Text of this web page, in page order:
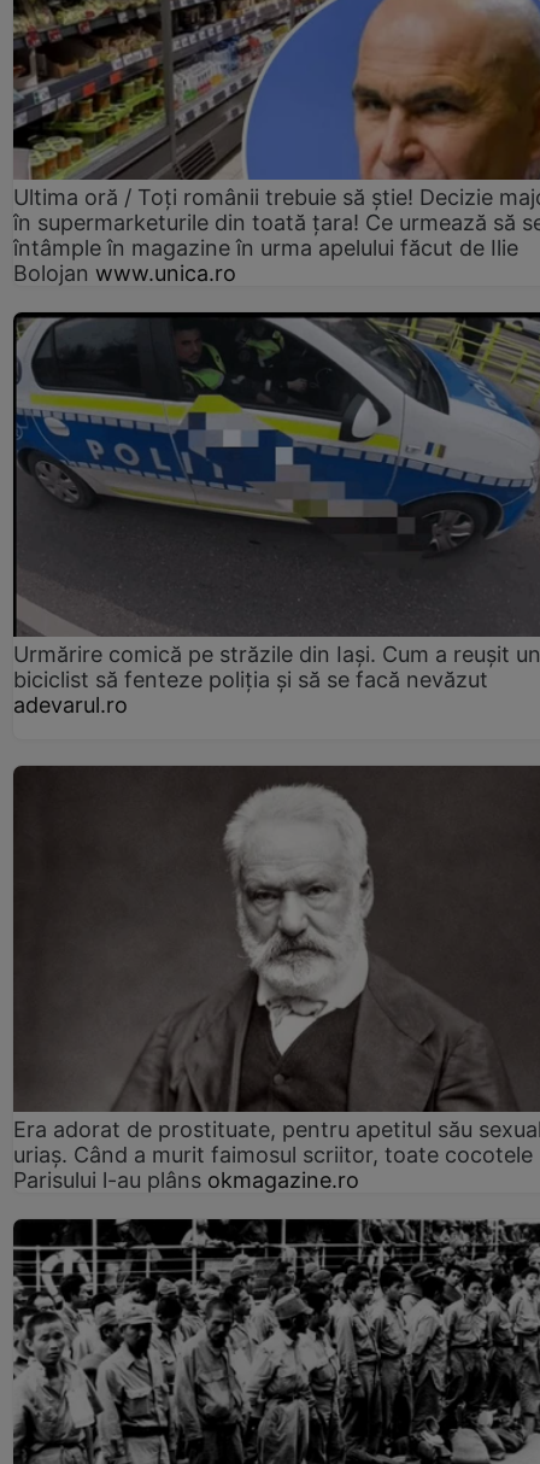
Ultima oră / Toți românii trebuie să știe! Decizie
în supermarketurile din toată țara! Ce urmează să
întâmple în magazine în urma apelului făcut de Ilie
Bolojan www.unica.ro
Urmărire comică pe străzile din Iași. Cum a reușit un
biciclist să fenteze poliția și să se facă nevăzut
adevarul.ro
Era adorat de prostituate, pentru apetitul său
uriaș. Când a murit faimosul scriitor, toate cocotele
Parisului l-au plâns okmagazine.ro